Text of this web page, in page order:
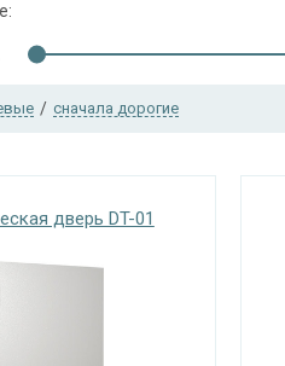
/ сначала дорогие
дверь DT-01